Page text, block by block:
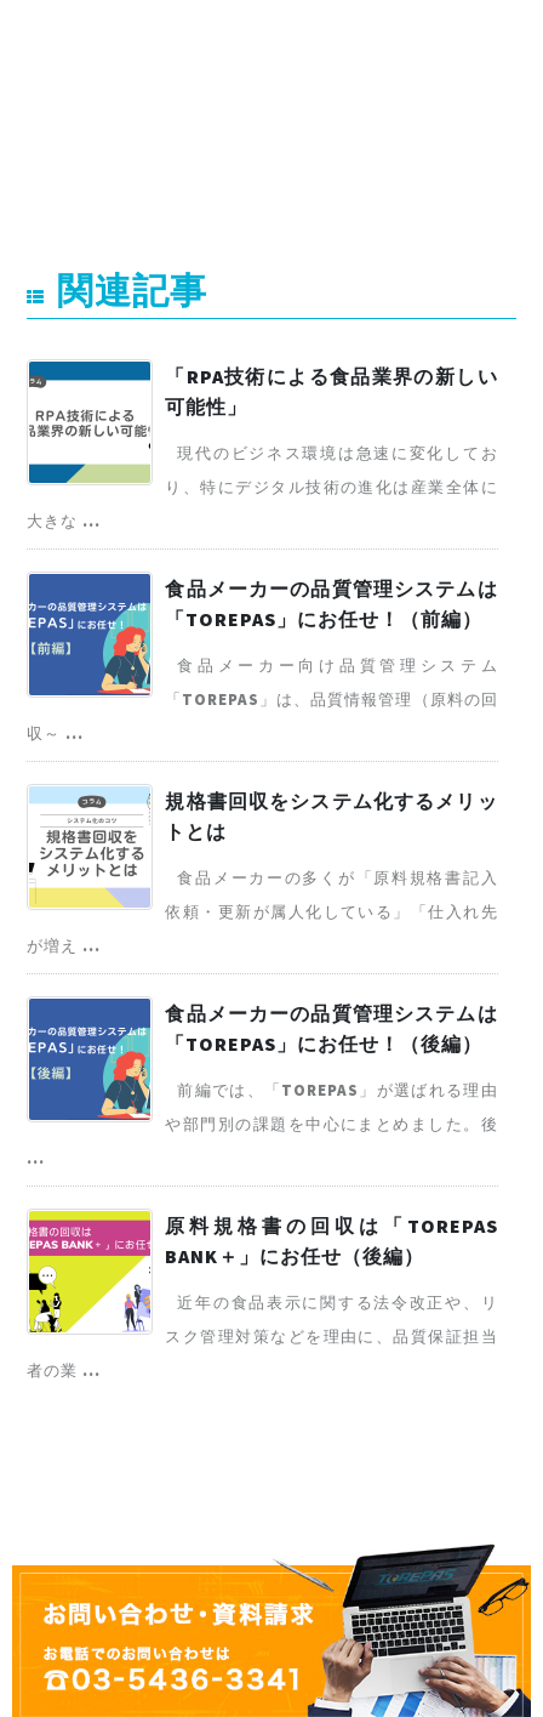
関連記事
「RPA技術による食品業界の新しい
可能性」
現代のビジネス環境は急速に変化してお
り、特にデジタル技術の進化は産業全体に
大きな ...
食品メーカーの品質管理システムは
「TOREPAS」にお任せ！（前編）
食品メーカー向け品質管理システム
「TOREPAS」は、品質情報管理（原料の回
収～ ...
規格書回収をシステム化するメリッ
トとは
食品メーカーの多くが「原料規格書記入
依頼・更新が属人化している」「仕入れ先
が増え ...
食品メーカーの品質管理システムは
「TOREPAS」にお任せ！（後編）
前編では、「TOREPAS」が選ばれる理由
や部門別の課題を中心にまとめました。後
...
原料規格書の回収は「TOREPAS
BANK＋」にお任せ（後編）
近年の食品表示に関する法令改正や、リ
スク管理対策などを理由に、品質保証担当
者の業 ...